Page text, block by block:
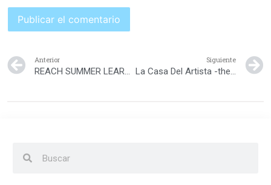
Anterior
REACH SUMMER LEARNING CAMP 2015
Siguiente
La Casa Del Artista -the art store & more